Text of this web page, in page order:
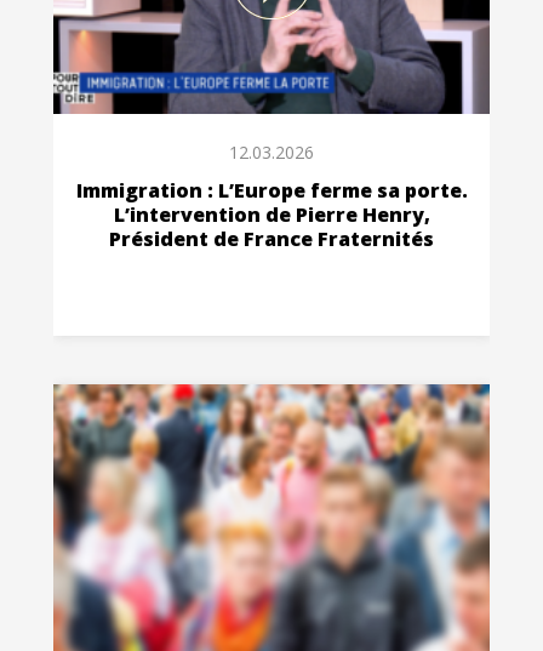
12.03.2026
Immigration : L’Europe ferme sa porte.
L’intervention de Pierre Henry,
Président de France Fraternités